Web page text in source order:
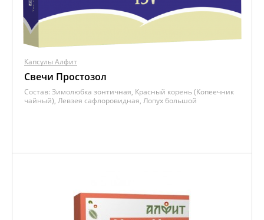
Капсулы Алфит
Свечи Простозол
Состав: Зимолюбка зонтичная, Красный корень (Копеечник
чайный), Левзея сафлоровидная, Лопух большой